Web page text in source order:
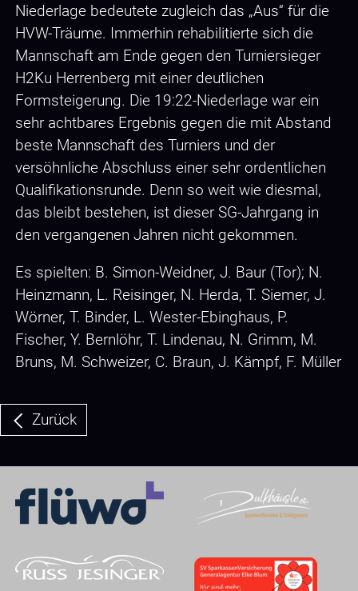
Niederlage bedeutete zugleich das „Aus“ für die
HVW-Träume. Immerhin rehabilitierte sich die
Mannschaft am Ende gegen den Turniersieger
H2Ku Herrenberg mit einer deutlichen
Formsteigerung. Die 19:22-Niederlage war ein
sehr achtbares Ergebnis gegen die mit Abstand
beste Mannschaft des Turniers und der
versöhnliche Abschluss einer sehr ordentlichen
Qualifikationsrunde. Denn so weit wie diesmal,
das bleibt bestehen, ist dieser SG-Jahrgang in
den vergangenen Jahren nicht gekommen.
Es spielten: B. Simon-Weidner, J. Baur (Tor); N.
Heinzmann, L. Reisinger, N. Herda, T. Siemer, J.
Wörner, T. Binder, L. Wester-Ebinghaus, P.
Fischer, Y. Bernlöhr, T. Lindenau, N. Grimm, M.
Bruns, M. Schweizer, C. Braun, J. Kämpf, F. Müller
Zurück